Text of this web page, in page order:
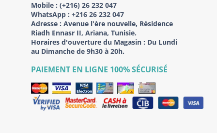
Mobile : (+216) 26 232 047
WhatsApp : +216 26 232 047
Adresse : Avenue l'ère nouvelle, Résidence
Riadh Ennasr II, Ariana, Tunisie.
Horaires d'ouverture du Magasin : Du Lundi
au Dimanche de 9h30 à 20h.
PAIEMENT EN LIGNE 100% SÉCURISÉ